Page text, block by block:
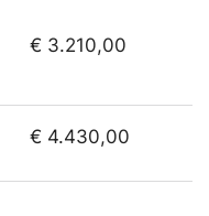
€ 3.210,00
€ 4.430,00